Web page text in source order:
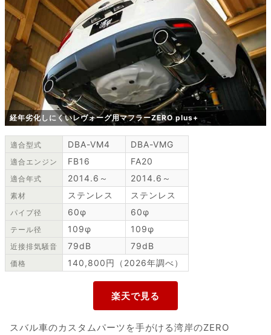
経年劣化しにくいレヴォーグ用マフラーZERO plus+
適合型式 DBA-VM4 DBA-VMG
適合エンジン FB16 FA20
適合年式 2014.6～ 2014.6～
素材 ステンレス ステンレス
パイプ径 60φ 60φ
テール径 109φ 109φ
近接排気騒音 79dB 79dB
価格 140,800円（2026年調べ）
スバル車のカスタムパーツを手がける湾岸のZERO